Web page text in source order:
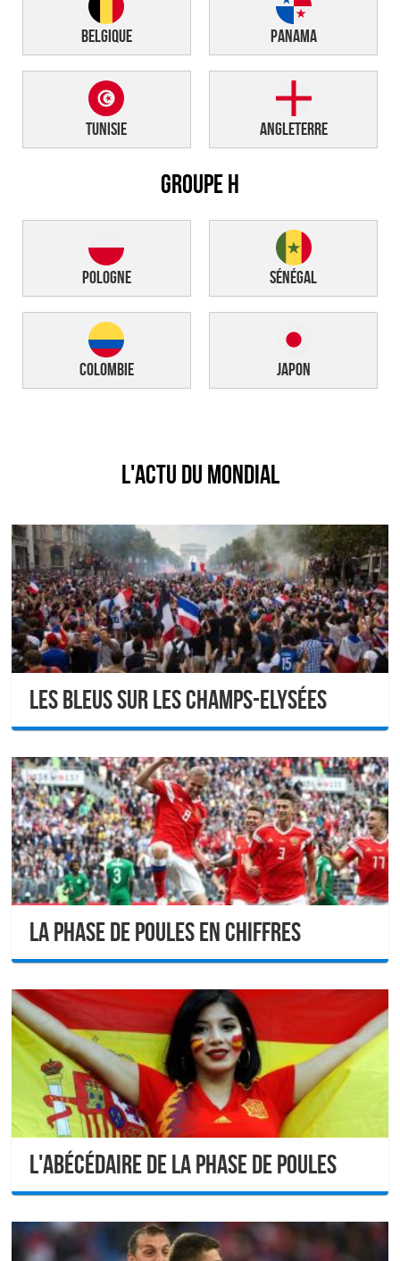
Belgique Panama
Tunisie Angleterre
GROUPE H
Pologne Sénégal
Colombie Japon
L'actu du mondial
Les Bleus sur les Champs-Elysées
La phase de poules en chiffres
L'Abécédaire de la phase de poules